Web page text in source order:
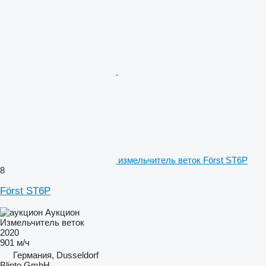
измельчитель веток Först ST6P
8
Först ST6P
Аукцион
Измельчитель веток
2020
901 м/ч
Германия, Dusseldorf